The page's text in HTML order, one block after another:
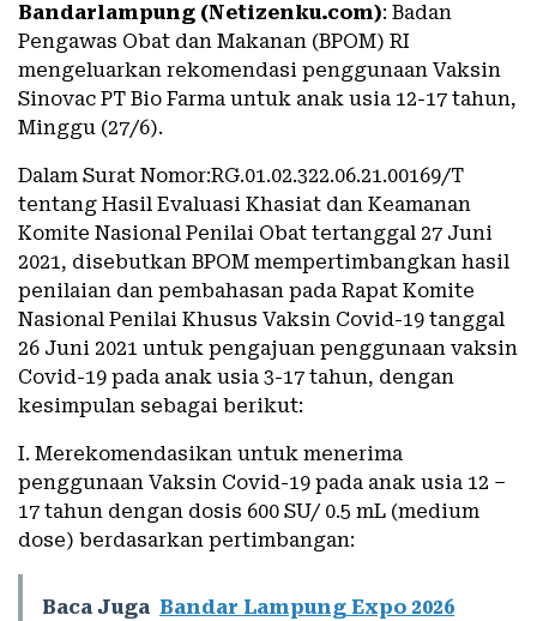
Bandarlampung (Netizenku.com): Badan
Pengawas Obat dan Makanan (BPOM) RI
mengeluarkan rekomendasi penggunaan Vaksin
Sinovac PT Bio Farma untuk anak usia 12-17 tahun,
Minggu (27/6).
Dalam Surat Nomor:RG.01.02.322.06.21.00169/T
tentang Hasil Evaluasi Khasiat dan Keamanan
Komite Nasional Penilai Obat tertanggal 27 Juni
2021, disebutkan BPOM mempertimbangkan hasil
penilaian dan pembahasan pada Rapat Komite
Nasional Penilai Khusus Vaksin Covid-19 tanggal
26 Juni 2021 untuk pengajuan penggunaan vaksin
Covid-19 pada anak usia 3-17 tahun, dengan
kesimpulan sebagai berikut:
I. Merekomendasikan untuk menerima
penggunaan Vaksin Covid-19 pada anak usia 12 –
17 tahun dengan dosis 600 SU/ 0.5 mL (medium
dose) berdasarkan pertimbangan:
Baca Juga Bandar Lampung Expo 2026